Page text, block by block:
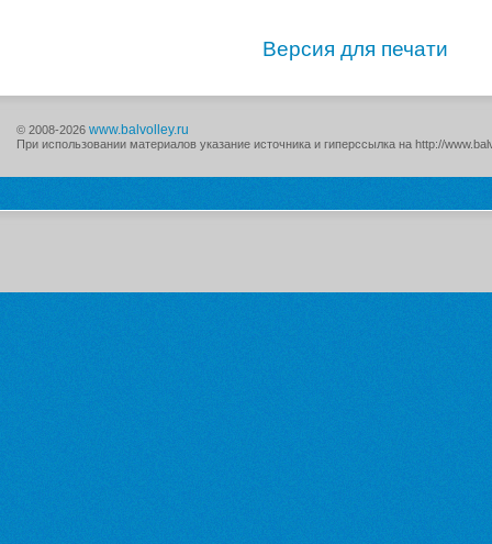
Версия для печати
© 2008-2026 www.balvolley.ru
При использовании материалов указание источника и гиперссылка на http://